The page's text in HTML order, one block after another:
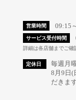
営業時間 09:15
サービス受付時間
詳細は各店舗までご確
定休日
毎週月
8月9日(
だきます